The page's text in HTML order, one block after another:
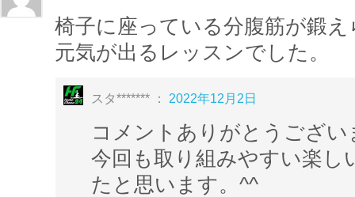
椅子に座っている分腹筋が鍛
元気が出るレッスンでした。
スタ******* ： 2022年12月2日
コメントありがとうござい
今回も取り組みやすい楽し
たと思います。^^